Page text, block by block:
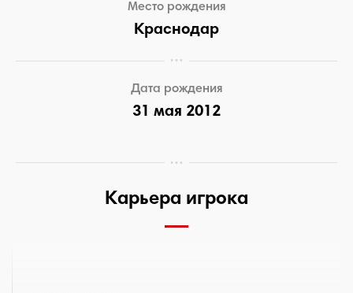
Место рождения
Краснодар
Дата рождения
31 мая 2012
Карьера игрока